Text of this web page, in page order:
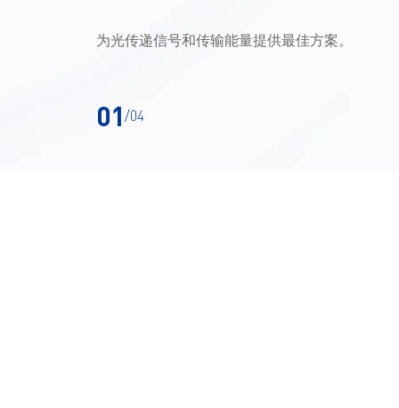
为光传递信号和传输能量提供最佳方案。
01 /04